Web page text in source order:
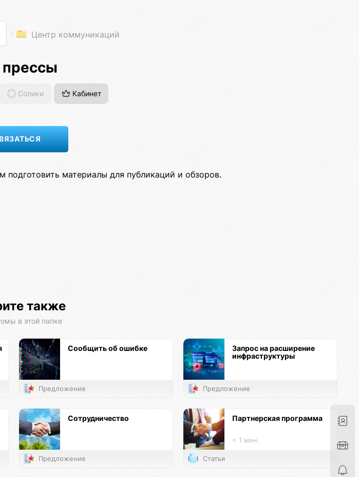
Центр коммуникаций
Солики Кабинет
подготовить материалы для публикаций и обзоров.
также
в этой папке
Сообщить об ошибке
Предложение
Запрос на расширение
инфраструктуры
Предложение
Сотрудничество
Предложение
Партнерская программа
< 1 мин.
Статья